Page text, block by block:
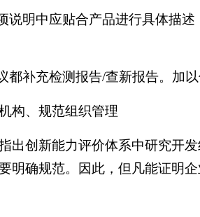
说明中应贴合产品进行具体描
都补充检测报告/查新报告。加
构、规范组织管理
出创新能力评价体系中研究开
明确规范。因此，但凡能证明